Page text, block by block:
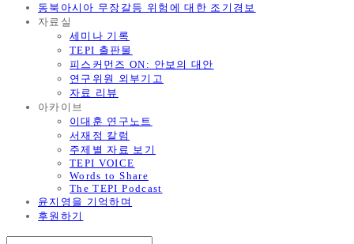
동북아시아 무장갈등 위험에 대한 조기경보
자료실
세미나 기록
TEPI 출판물
피스커먼즈 ON: 안보의 대안
연구위원 외부기고
자료 리뷰
아카이브
이대훈 연구노트
서재정 칼럼
주제별 자료 보기
TEPI VOICE
Words to Share
The TEPI Podcast
윤지영을 기억하며
후원하기